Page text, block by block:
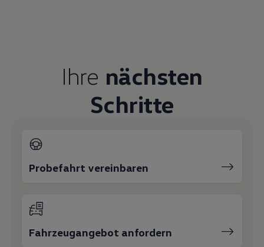
Serviceanfrage stellen
Ihre Ansprechpartner